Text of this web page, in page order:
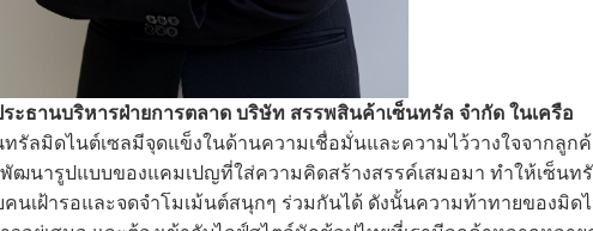
ะธานบริหารฝ่ายการตลาด บริษัท สรรพสินค้าเซ็นทรัล จำกัด ในเครือ
ทรัลมิดไนต์เซลมีจุดแข็งในด้านความเชื่อมั่นและความไว้วางใจจากลูก
ฒนารูปแบบของแคมเปญที่ใส่ความคิดสร้างสรรค์เสมอมา ทำให้เซ็นท
นเฝ้ารอและจดจำโมเม้นต์สนุกๆ ร่วมกันได้ ดังนั้นความท้าทายของมิด